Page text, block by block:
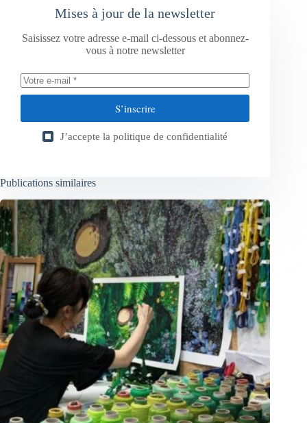
Mises à jour de la newsletter
Saisissez votre adresse e-mail ci-dessous et abonnez-
vous à notre newsletter
S’inscrire
J’accepte la politique de confidentialité
Publications similaires